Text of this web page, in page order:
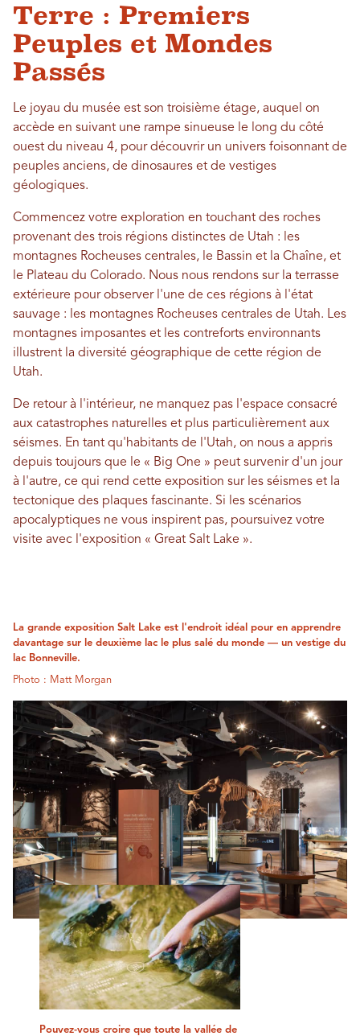
Terre : Premiers
Peuples et Mondes
Passés
Le joyau du musée est son troisième étage, auquel on
accède en suivant une rampe sinueuse le long du côté
ouest du niveau 4, pour découvrir un univers foisonnant de
peuples anciens, de dinosaures et de vestiges
géologiques.
Commencez votre exploration en touchant des roches
provenant des trois régions distinctes de Utah : les
montagnes Rocheuses centrales, le Bassin et la Chaîne, et
le Plateau du Colorado. Nous nous rendons sur la terrasse
extérieure pour observer l'une de ces régions à l'état
sauvage : les montagnes Rocheuses centrales de Utah. Les
montagnes imposantes et les contreforts environnants
illustrent la diversité géographique de cette région de
Utah.
De retour à l'intérieur, ne manquez pas l'espace consacré
aux catastrophes naturelles et plus particulièrement aux
séismes. En tant qu'habitants de l'Utah, on nous a appris
depuis toujours que le « Big One » peut survenir d'un jour
à l'autre, ce qui rend cette exposition sur les séismes et la
tectonique des plaques fascinante. Si les scénarios
apocalyptiques ne vous inspirent pas, poursuivez votre
visite avec l'exposition « Great Salt Lake ».
Pouvez-vous croire que toute la vallée de
La grande exposition Salt Lake est l'endroit idéal pour en apprendre
davantage sur le deuxième lac le plus salé du monde — un vestige du
lac Bonneville.
Photo : Matt Morgan